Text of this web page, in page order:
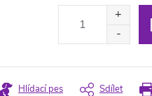
Hlídací pes Sdílet